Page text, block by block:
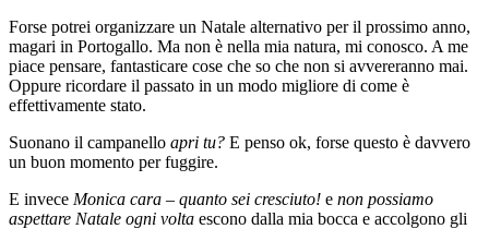
Forse potrei organizzare un Natale alternativo per il prossimo anno,
magari in Portogallo. Ma non è nella mia natura, mi conosco. A me
piace pensare, fantasticare cose che so che non si avvereranno mai.
Oppure ricordare il passato in un modo migliore di come è
effettivamente stato.
Suonano il campanello apri tu? E penso ok, forse questo è davvero
un buon momento per fuggire.
E invece Monica cara – quanto sei cresciuto! e non possiamo
aspettare Natale ogni volta escono dalla mia bocca e accolgono gli